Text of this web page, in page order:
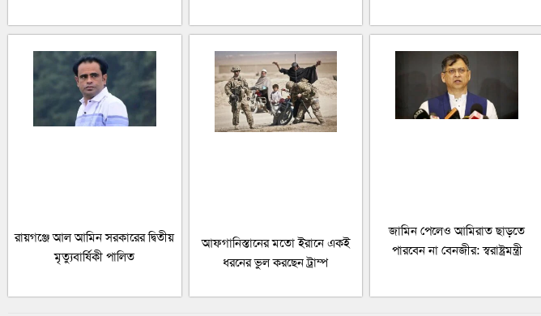
রায়গঞ্জে আল আমিন সরকারের দ্বিতীয়
মৃত্যুবার্ষিকী পালিত
আফগানিস্তানের মতো ইরানে একই
ধরনের ভুল করছেন ট্রাম্প
জামিন পেলেও আমিরাত ছাড়তে
পারবেন না বেনজীর: স্বরাষ্ট্রমন্ত্রী